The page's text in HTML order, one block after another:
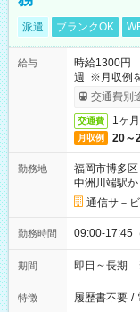
派遣 ブランクOK
給与
時給1300円
週 ※月収例
ービス利用
交通費別
交通費 1ヶ
月収例 20～
勤務地
福岡市博多区
中洲川端駅
通信サ－
勤務時間 09:00-17:45
期間 即日～長期
特徴 履歴書不要 /